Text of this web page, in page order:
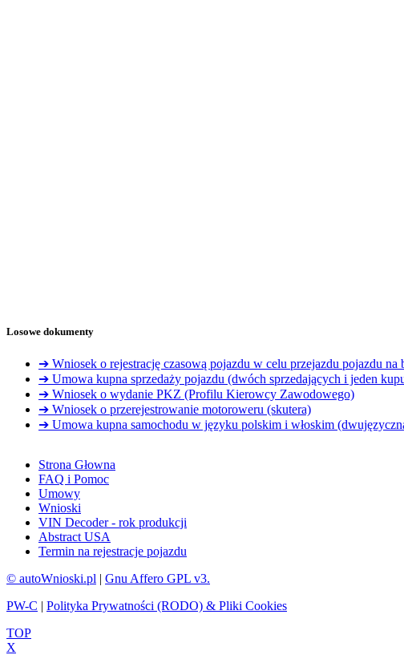
Losowe dokumenty
➔ Wniosek o rejestrację czasową pojazdu w celu przejazdu pojazdu na
➔ Umowa kupna sprzedaży pojazdu (dwóch sprzedających i jeden
➔ Wniosek o wydanie PKZ (Profilu Kierowcy Zawodowego)
➔ Wniosek o przerejestrowanie motoroweru (skutera)
➔ Umowa kupna samochodu w języku polskim i włoskim
Strona Głowna
FAQ i Pomoc
Umowy
Wnioski
VIN Decoder - rok produkcji
Abstract USA
Termin na rejestracje pojazdu
© autoWnioski.pl | Gnu Affero GPL v3.
PW-C | Polityka Prywatności (RODO) & Pliki Cookies
TOP
X